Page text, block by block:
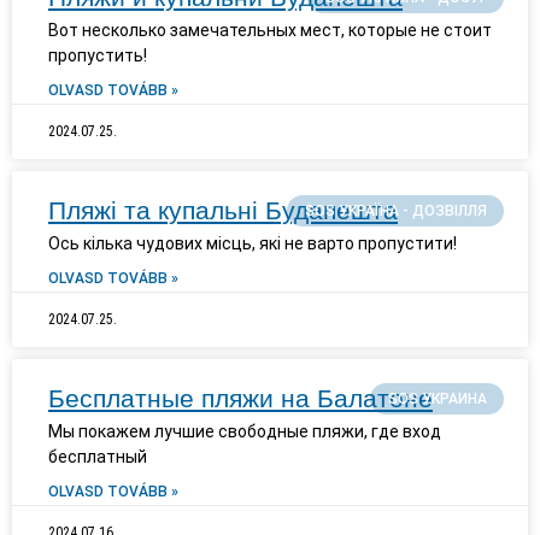
Вот несколько замечательных мест, которые не стоит
пропустить!
OLVASD TOVÁBB »
2024.07.25.
SOS УКРАЇНА - ДОЗВІЛЛЯ
Пляжі та купальні Будапешта
Ось кілька чудових місць, які не варто пропустити!
OLVASD TOVÁBB »
2024.07.25.
SOS УКРАИНА
Бесплатные пляжи на Балатоне
Мы покажем лучшие свободные пляжи, где вход
бесплатный
OLVASD TOVÁBB »